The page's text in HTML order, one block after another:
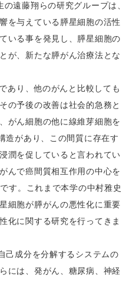
遠藤翔らの研究グループは、
を与えている膵星細胞の活性
いる事を発見し、膵星細胞の
が、新たな膵がん治療法とな
あり、他のがんと比較しても
の予後の改善は社会的急務と
がん細胞の他に線維芽細胞を
造があり、この間質に存在す
潤を促していると言われてい
んで癌間質相互作用の中心を
す。これまで本学の中村雅史
細胞が膵がんの悪性化に重要
化に関する研究を行ってきま
己成分を分解するシステムの
には、発がん、糖尿病、神経